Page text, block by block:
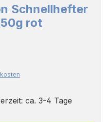
Schnellhefter
rot
ca. 3-4 Tage